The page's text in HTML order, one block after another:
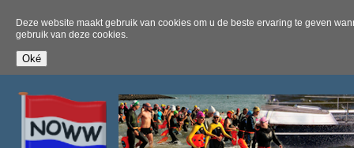
Deze website maakt gebruik van cookies om u de beste ervaring te geven
gebruik van deze cookies.